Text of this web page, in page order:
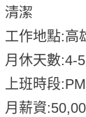
清潔
工作地點:高
月休天數:4-
上班時段
月薪資